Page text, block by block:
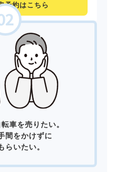
予約はこちら
車を売りたい。
間をかけずに
らいたい。